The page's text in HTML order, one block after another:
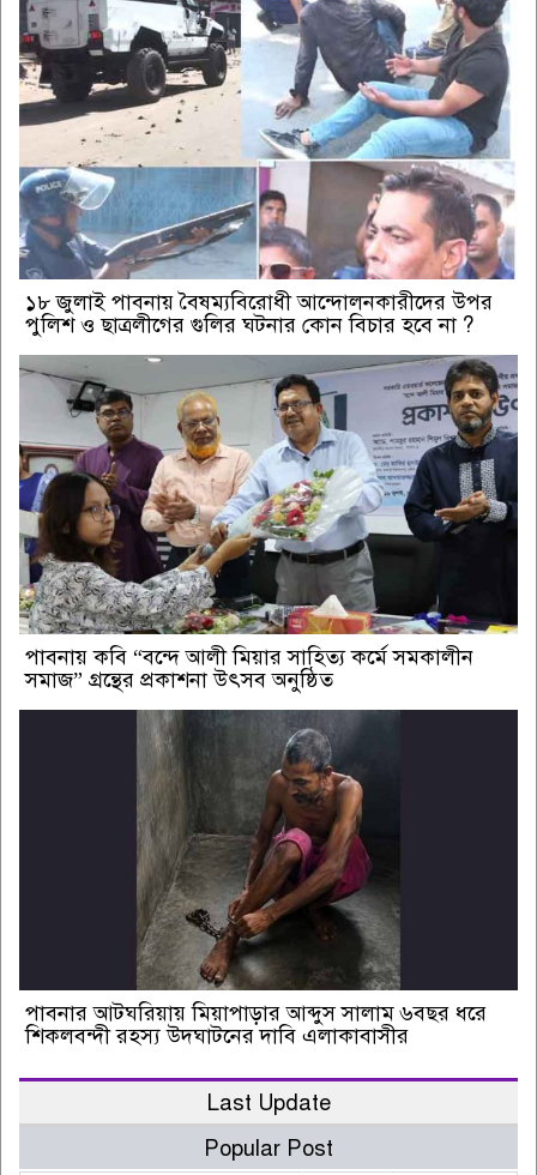
১৮ জুলাই পাবনায় বৈষম্যবিরোধী আন্দোলনকারীদের উপর
পুলিশ ও ছাত্রলীগের গুলির ঘটনার কোন বিচার হবে না ?
পাবনায় কবি “বন্দে আলী মিয়ার সাহিত্য কর্মে সমকালীন
সমাজ” গ্রন্থের প্রকাশনা উৎসব অনুষ্ঠিত
পাবনার আটঘরিয়ায় মিয়াপাড়ার আব্দুস সালাম ৬বছর ধরে
শিকলবন্দী রহস্য উদঘাটনের দাবি এলাকাবাসীর
Last Update
Popular Post